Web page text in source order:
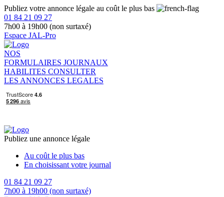
Publiez votre annonce légale au coût le plus bas
01 84 21 09 27
7h00 à 19h00 (non surtaxé)
Espace JAL-Pro
NOS
FORMULAIRES JOURNAUX
HABILITES CONSULTER
LES ANNONCES LEGALES
Publiez une annonce légale
Au coût le plus bas
En choisissant votre journal
01 84 21 09 27
7h00 à 19h00 (non surtaxé)